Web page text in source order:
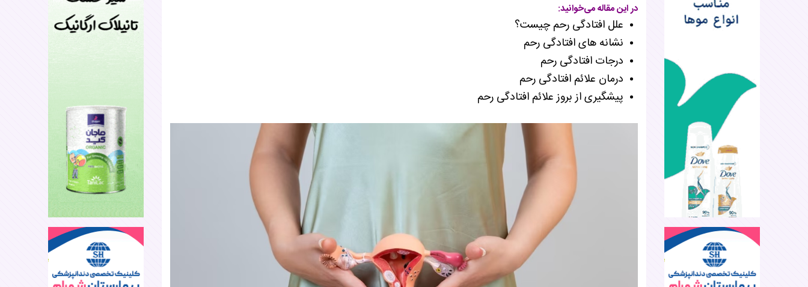
در این مقاله می‌خوانید:
علل افتادگی رحم چیست؟
نشانه‌ های افتادگی رحم
درجات افتادگی رحم
درمان علائم افتادگی رحم
پیشگیری از بروز علائم افتادگی رحم